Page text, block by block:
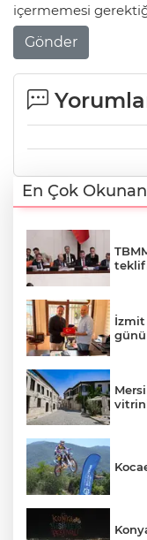
içermemesi
Gönder
En Çok